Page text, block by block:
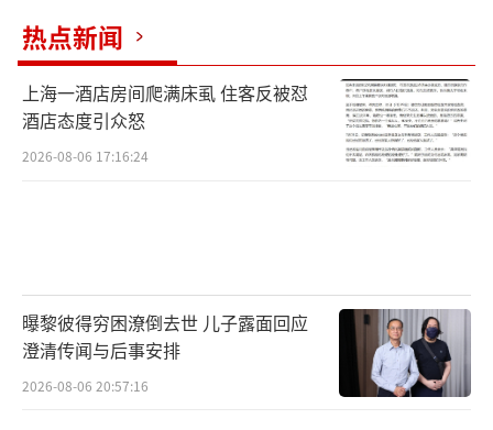
热点新闻
上海一酒店房间爬满床虱 住客反被怼
酒店态度引众怒
2026-08-06 17:16:24
曝黎彼得穷困潦倒去世 儿子露面回应
澄清传闻与后事安排
2026-08-06 20:57:16